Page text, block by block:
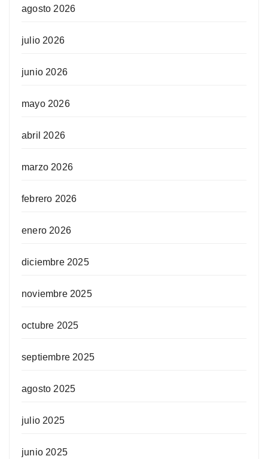
agosto 2026
julio 2026
junio 2026
mayo 2026
abril 2026
marzo 2026
febrero 2026
enero 2026
diciembre 2025
noviembre 2025
octubre 2025
septiembre 2025
agosto 2025
julio 2025
junio 2025